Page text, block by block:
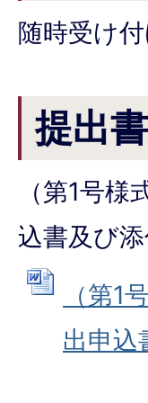
随時受け付
提出
（第1号
込書及び
（第1
出申込